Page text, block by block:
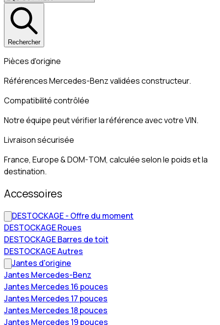
Rechercher
Pièces d'origine
Références Mercedes-Benz validées constructeur.
Compatibilité contrôlée
Notre équipe peut vérifier la référence avec votre VIN.
Livraison sécurisée
France, Europe & DOM-TOM, calculée selon le poids et la
destination.
Accessoires
DESTOCKAGE - Offre du moment
DESTOCKAGE Roues
DESTOCKAGE Barres de toit
DESTOCKAGE Autres
Jantes d'origine
Jantes Mercedes-Benz
Jantes Mercedes 16 pouces
Jantes Mercedes 17 pouces
Jantes Mercedes 18 pouces
Jantes Mercedes 19 pouces